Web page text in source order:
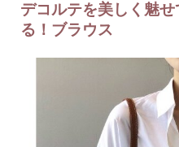
デコルテを美しく魅
る！ブラウス